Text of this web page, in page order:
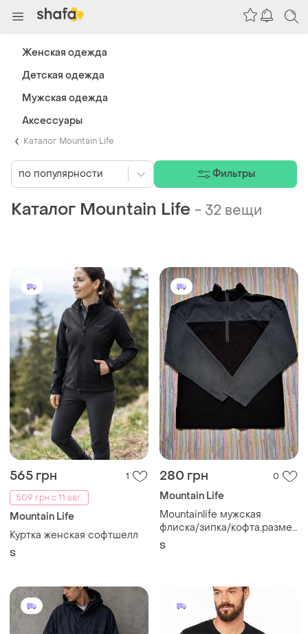
Каталог Mountain Life
Каталог Mountain Life - 32 вещи
565 грн
1
509 грн с 11 авг.
Mountain Life
Куртка женская софтшелл
S
280 грн 0
Mountain Life
Mountainlife мужская
флиска/зипка/кофта.размер
s
S
по популярности Фильтры
Женская одежда
Детская одежда
Мужская одежда
Аксессуары